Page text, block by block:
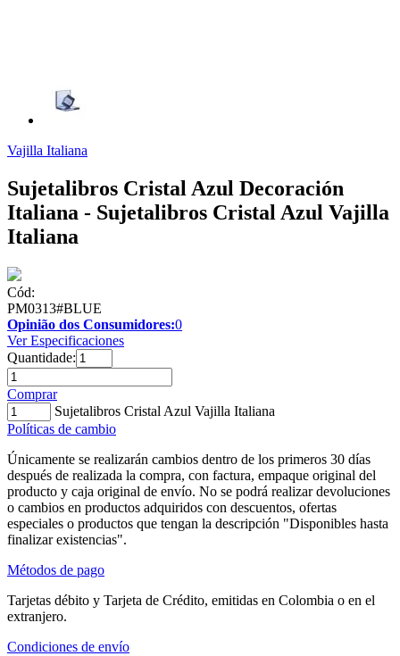
Vajilla Italiana
Sujetalibros Cristal Azul Decoración
Italiana - Sujetalibros Cristal Azul Vajilla
Italiana
Cód:
PM0313#BLUE
Opinião dos Consumidores:0
Ver Especificaciones
Quantidade:
Comprar
Sujetalibros Cristal Azul Vajilla Italiana
Políticas de cambio
Únicamente se realizarán cambios dentro de los primeros 30 días
después de realizada la compra, con factura, empaque original del
producto y caja original de envío. No se podrá realizar devoluciones
o cambios en productos adquiridos con descuentos, ofertas
especiales o productos que tengan la descripción "Disponibles hasta
finalizar existencias".
Métodos de pago
Tarjetas débito y Tarjeta de Crédito, emitidas en Colombia o en el
extranjero.
Condiciones de envío